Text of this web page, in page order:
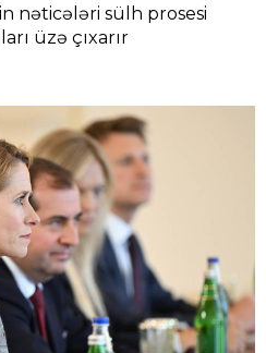
nəticələri sülh prosesi
üzə çıxarır